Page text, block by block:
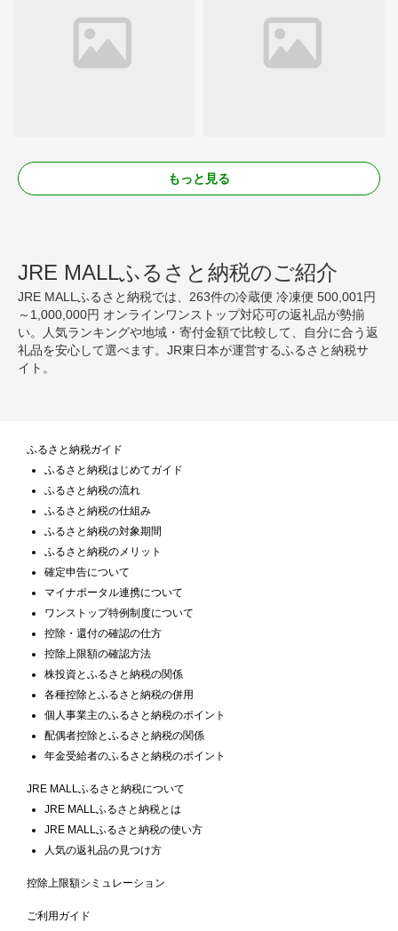
もっと見る
JRE MALLふるさと納税のご紹介
JRE MALLふるさと納税では、263件の冷蔵便 冷凍便 500,001円
～1,000,000円 オンラインワンストップ対応可の返礼品が勢揃
い。人気ランキングや地域・寄付金額で比較して、自分に合う返
礼品を安心して選べます。JR東日本が運営するふるさと納税サ
イト。
ふるさと納税ガイド
ふるさと納税はじめてガイド
ふるさと納税の流れ
ふるさと納税の仕組み
ふるさと納税の対象期間
ふるさと納税のメリット
確定申告について
マイナポータル連携について
ワンストップ特例制度について
控除・還付の確認の仕方
控除上限額の確認方法
株投資とふるさと納税の関係
各種控除とふるさと納税の併用
個人事業主のふるさと納税のポイント
配偶者控除とふるさと納税の関係
年金受給者のふるさと納税のポイント
JRE MALLふるさと納税について
JRE MALLふるさと納税とは
JRE MALLふるさと納税の使い方
人気の返礼品の見つけ方
控除上限額シミュレーション
ご利用ガイド